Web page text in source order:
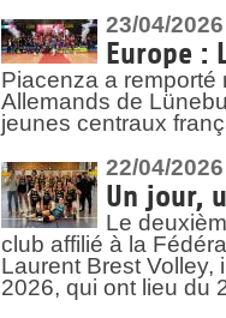
23/04/2026
Europe :
Piacenza a remporté
Allemands de
jeunes centraux
22/04/2026
Un jour,
Le
club affilié à la
Laurent Brest Volley,
2026, qui ont lieu du